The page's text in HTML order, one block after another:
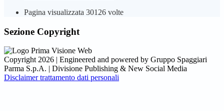
Pagina visualizzata 30126 volte
Sezione Copyright
Copyright 2026 | Engineered and powered by Gruppo Spaggiari
Parma S.p.A. | Divisione Publishing & New Social Media
Disclaimer trattamento dati personali